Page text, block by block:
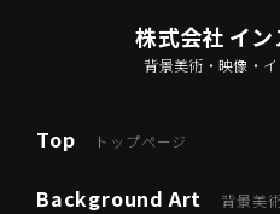
株式会社 イ
背景美術・映像・
Top トップページ
Background Art 背景美